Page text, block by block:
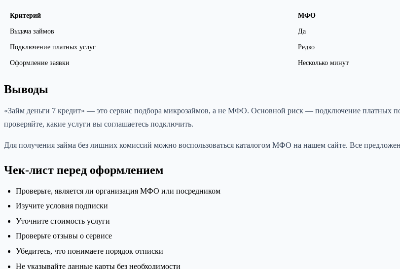
Критерий МФО
Выдача займов Да
Подключение платных услуг Редко
Оформление заявки Несколько минут
Выводы
«Займ деньги 7 кредит» — это сервис подбора микрозаймов, а не МФО. Основной риск — подключение платных
проверяйте, какие услуги вы соглашаетесь подключить.
Для получения займа без лишних комиссий можно воспользоваться каталогом МФО на нашем сайте. Все
Чек-лист перед оформлением
Проверьте, является ли организация МФО или посредником
Изучите условия подписки
Уточните стоимость услуги
Проверьте отзывы о сервисе
Убедитесь, что понимаете порядок отписки
Не указывайте данные карты без необходимости